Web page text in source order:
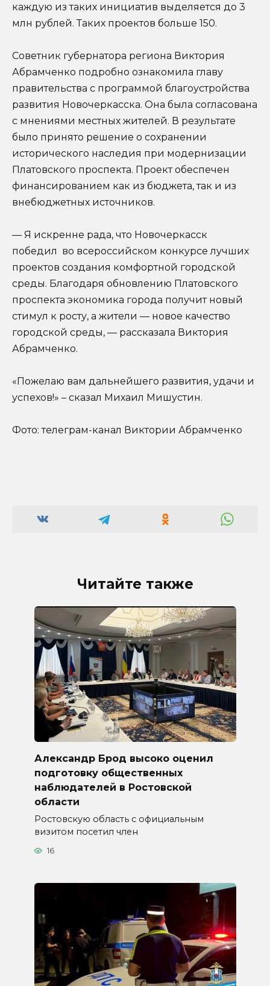
каждую из таких инициатив выделяется до 3
млн рублей. Таких проектов больше 150.
Советник губернатора региона Виктория
Абрамченко подробно ознакомила главу
правительства с программой благоустройства
развития Новочеркасска. Она была согласована
с мнениями местных жителей. В результате
было принято решение о сохранении
исторического наследия при модернизации
Платовского проспекта. Проект обеспечен
финансированием как из бюджета, так и из
внебюджетных источников.
— Я искренне рада, что Новочеркасск
победил во всероссийском конкурсе лучших
проектов создания комфортной городской
среды. Благодаря обновлению Платовского
проспекта экономика города получит новый
стимул к росту, а жители — новое качество
городской среды, — рассказала Виктория
Абрамченко.
«Пожелаю вам дальнейшего развития, удачи и
успехов!» – сказал Михаил Мишустин.
Фото: телеграм-канал Виктории Абрамченко
Читайте также
Александр Брод высоко оценил
подготовку общественных
наблюдателей в Ростовской
области
Ростовскую область с официальным
визитом посетил член
16